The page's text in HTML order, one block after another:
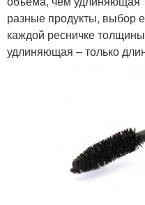
разные продукты, выбор
каждой ресничке
удлиняющая – только